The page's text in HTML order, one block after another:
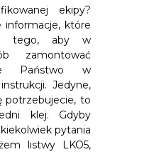
ekipy?
informacje, które
tego, aby w
zamontować
Państwo w
Jedyne,
potrzebujecie, to
klej. Gdyby
pytania
listwy LKO5,